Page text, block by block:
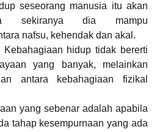
seseorang manusia itu akan
sekiranya dia mampu
nafsu, kehendak dan akal.
Kebahagiaan hidup tidak bererti
yang banyak, melainkan
antara kebahagiaan fizikal
yang sebenar adalah apabila
tahap kesempurnaan yang ada